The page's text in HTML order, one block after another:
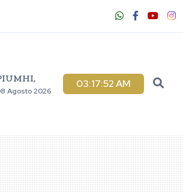
Agosto 2026
03:17:53 AM